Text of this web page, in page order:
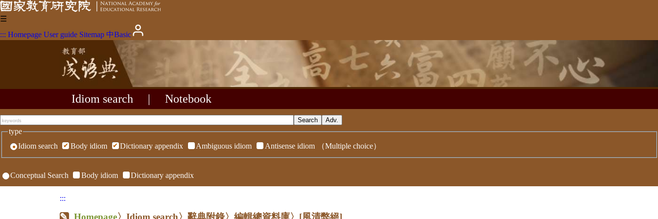
☰
::: Homepage User guide Sitemap 中Basic
Idiom search Notebook
type
Idiom search
Body idiom Dictionary appendix Ambiguous idiom Antisense idiom （Multiple choice）
Conceptual Search Body idiom Dictionary appendix
:::
Homepage〉Idiom search〉辭典附錄〉編輯總資料庫〉 [風清弊絕]